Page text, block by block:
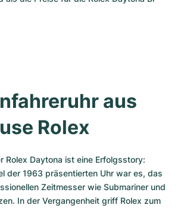
aus
Rolex
Rolex Daytona ist eine Erfolgsstory:
der 1963 präsentierten Uhr war es, das
Zeitmesser wie Submariner und
In der Vergangenheit griff Rolex zum